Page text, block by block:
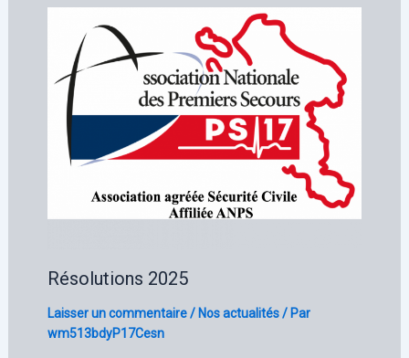
Résolutions 2025
Laisser un commentaire / Nos actualités/ Par
wm513bdyP17Cesn